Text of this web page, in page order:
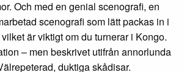
Och med en genial scenografi, en
scenografi som lätt packas in i
är viktigt om du turnerar i Kongo.
– men beskrivet utifrån annorlunda
duktiga skådisar.